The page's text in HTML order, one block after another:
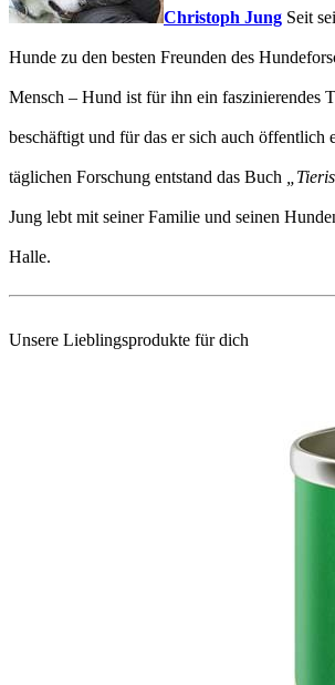
Christoph Jung Seit
Hunde zu den besten Freunden des
Mensch – Hund ist für ihn ein faszinierendes
beschäftigt und für das er sich auch öffentlich
täglichen Forschung entstand das Buch
Jung lebt mit seiner Familie und seinen
Halle.
Unsere Lieblingsprodukte für dich